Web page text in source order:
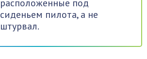
расположенные под
сиденьем пилота, а не
штурвал.